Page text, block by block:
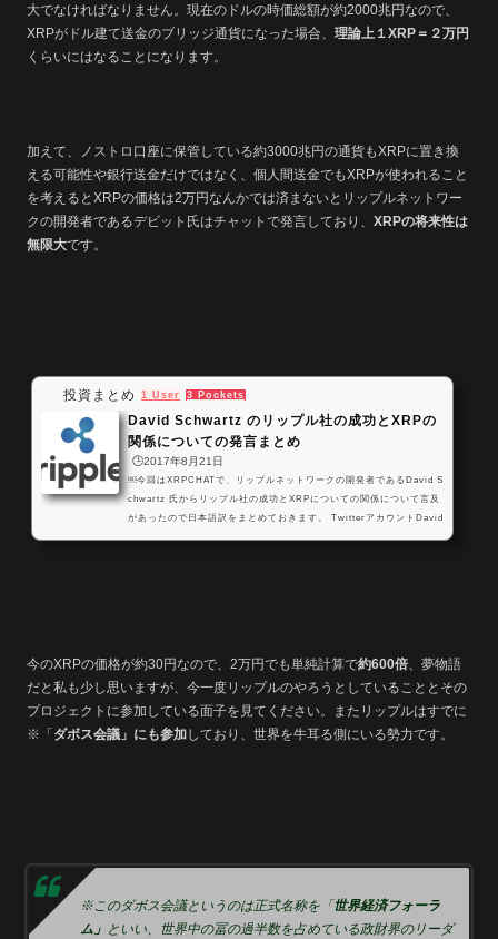
大でなければなりません。現在のドルの時価総額が約2000兆円なので、
XRPがドル建て送金のブリッジ通貨になった場合、 理論上１XRP＝２万円
くらいにはなることになります。
加えて、ノストロ口座に保管している約3000兆円の通貨もXRPに置き換
える可能性や銀行送金だけではなく、個人間送金でもXRPが使われること
を考えるとXRPの価格は2万円なんかでは済まないとリップルネットワー
クの開発者であるデビット氏はチャットで発言しており、 XRPの将来性は
無限大です。
投資まとめ 1 User 3 Pockets
David Schwartz のリップル社の成功とXRPの
関係についての発言まとめ
🕒️2017年8月21日
￼今回はXRPCHATで、リップルネットワークの開発者であるDavid S
chwartz 氏からリップル社の成功とXRPについての関係について言及
があったので日本語訳をまとめておきます。 TwitterアカウントDavid
今のXRPの価格が約30円なので、2万円でも単純計算で約600倍、夢物語
だと私も少し思いますが、今一度リップルのやろうとしていることとその
プロジェクトに参加している面子を見てください。またリップルはすでに
※「 ダボス会議」にも参加しており、世界を牛耳る側にいる勢力です。
※このダボス会議というのは正式名称を「世界経済フォーラ
ム」 といい、世界中の冨の過半数を占めている政財界のリーダ